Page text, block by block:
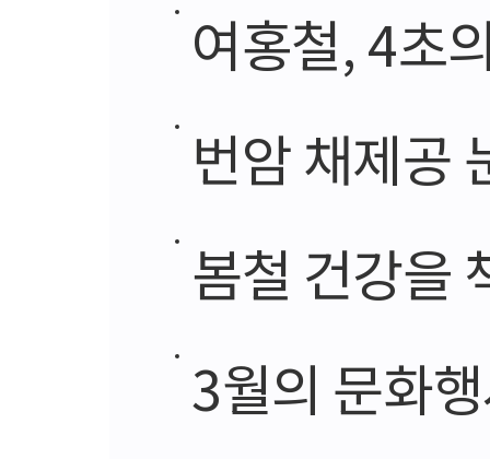
여홍철, 4초
번암 채제공
봄철 건강을
3월의 문화